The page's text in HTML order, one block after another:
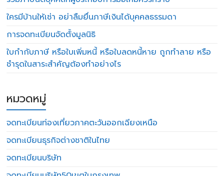
ใครมีบ้านให้เช่า อย่าลืมยื่นภาษีเงินได้บุคคลธรรมดา
การจดทะเบียนจัดตั้งมูลนิธิ
ใบกำกับภาษี หรือใบเพิ่มหนี้ หรือใบลดหนี้หาย ถูกทำลาย หรือ
ชำรุดในสาระสำคัญต้องทำอย่างไร
หมวดหมู่
จดทะเบียนท่องเที่ยวภาคตะวันออกเฉียงเหนือ
จดทะเบียนธุรกิจต่างชาติในไทย
จดทะเบียนบริษัท